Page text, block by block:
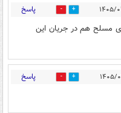
0 پاسخ
مسلح هم در جریان این
0 پاسخ